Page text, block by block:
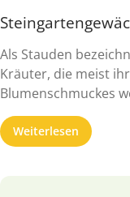
Als Stauden
Kräuter, die meist
Blumenschmuckes
Weiterlesen